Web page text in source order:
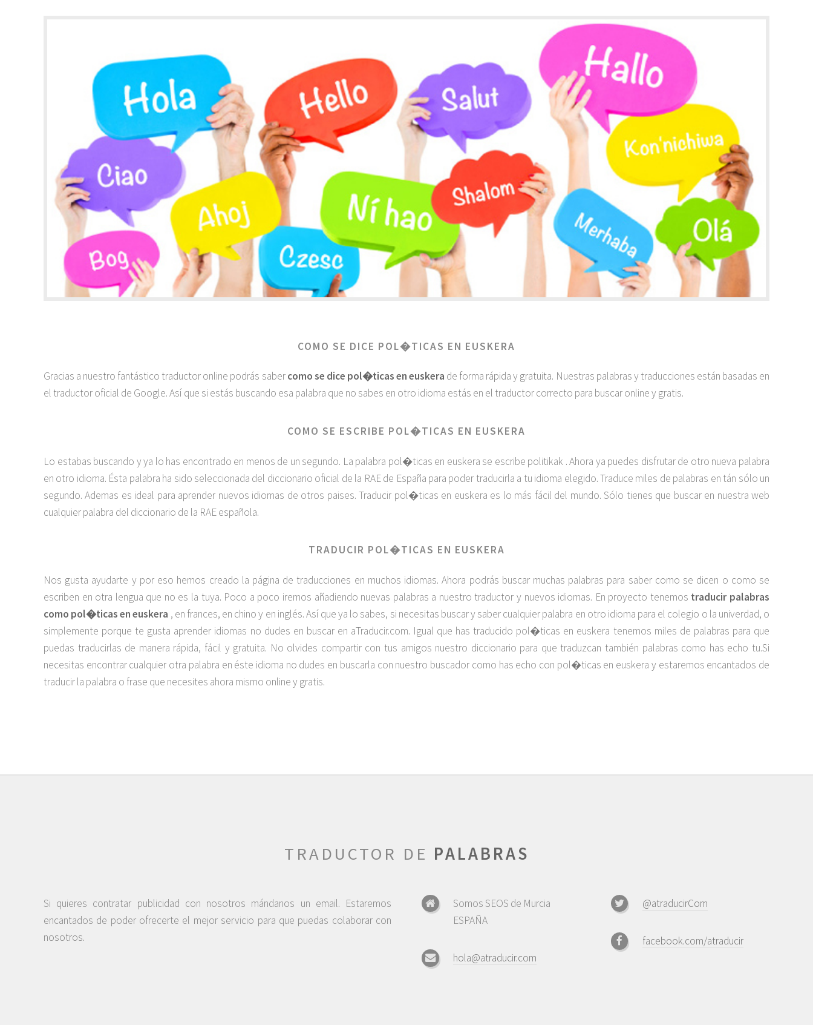
COMO SE DICE POL�TICAS EN EUSKERA
Gracias a nuestro fantástico traductor online podrás sabercomo se dice pol�ticas en euskera de forma rápida y gratuita. Nuestras palabras y traducciones están basadas en
el traductor oficial de Google. Así que si estás buscando esa palabra que no sabes en otro idioma estás en el traductor correcto para buscar online y gratis.
COMO SE ESCRIBE POL�TICAS EN EUSKERA
Lo estabas buscando y ya lo has encontrado en menos de un segundo. La palabra pol�ticas en euskera se escribe politikak . Ahora ya puedes disfrutar de otro nueva palabra
en otro idioma. Ésta palabra ha sido seleccionada del diccionario oficial de la RAE de España para poder traducirla a tu idioma elegido. Traduce miles de palabras en tán sólo un
segundo. Ademas es ideal para aprender nuevos idiomas de otros paises. Traducir pol�ticas en euskera es lo más fácil del mundo. Sólo tienes que buscar en nuestra web
cualquier palabra del diccionario de la RAE española.
TRADUCIR POL�TICAS EN EUSKERA
Nos gusta ayudarte y por eso hemos creado la página de traducciones en muchos idiomas. Ahora podrás buscar muchas palabras para saber como se dicen o como se
escriben en otra lengua que no es la tuya. Poco a poco iremos añadiendo nuevas palabras a nuestro traductor y nuevos idiomas. En proyecto tenemos traducir palabras
como pol�ticas en euskera , en frances, en chino y en inglés. Así que ya lo sabes, si necesitas buscar y saber cualquier palabra en otro idioma para el colegio o la univerdad, o
simplemente porque te gusta aprender idiomas no dudes en buscar en aTraducir.com. Igual que has traducido pol�ticas en euskera tenemos miles de palabras para que
puedas traducirlas de manera rápida, fácil y gratuita. No olvides compartir con tus amigos nuestro diccionario para que traduzcan también palabras como has echo tu.Si
necesitas encontrar cualquier otra palabra en éste idioma no dudes en buscarla con nuestro buscador como has echo con pol�ticas en euskera y estaremos encantados de
traducir la palabra o frase que necesites ahora mismo online y gratis.
TRADUCTOR DE PALABRAS
Si quieres contratar publicidad con nosotros mándanos un email. Estaremos
encantados de poder ofrecerte el mejor servicio para que puedas colaborar con
nosotros.
Somos SEOS de Murcia
ESPAÑA
hola@atraducir.com
@atraducirCom
facebook.com/atraducir